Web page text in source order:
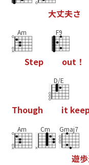
大丈夫さ
Am
Step
F9
out！
Though
D/E
it kee
Am Cm Gmaj7
遊歩